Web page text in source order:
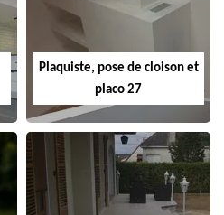
Plaquiste, pose de cloison et
placo 27